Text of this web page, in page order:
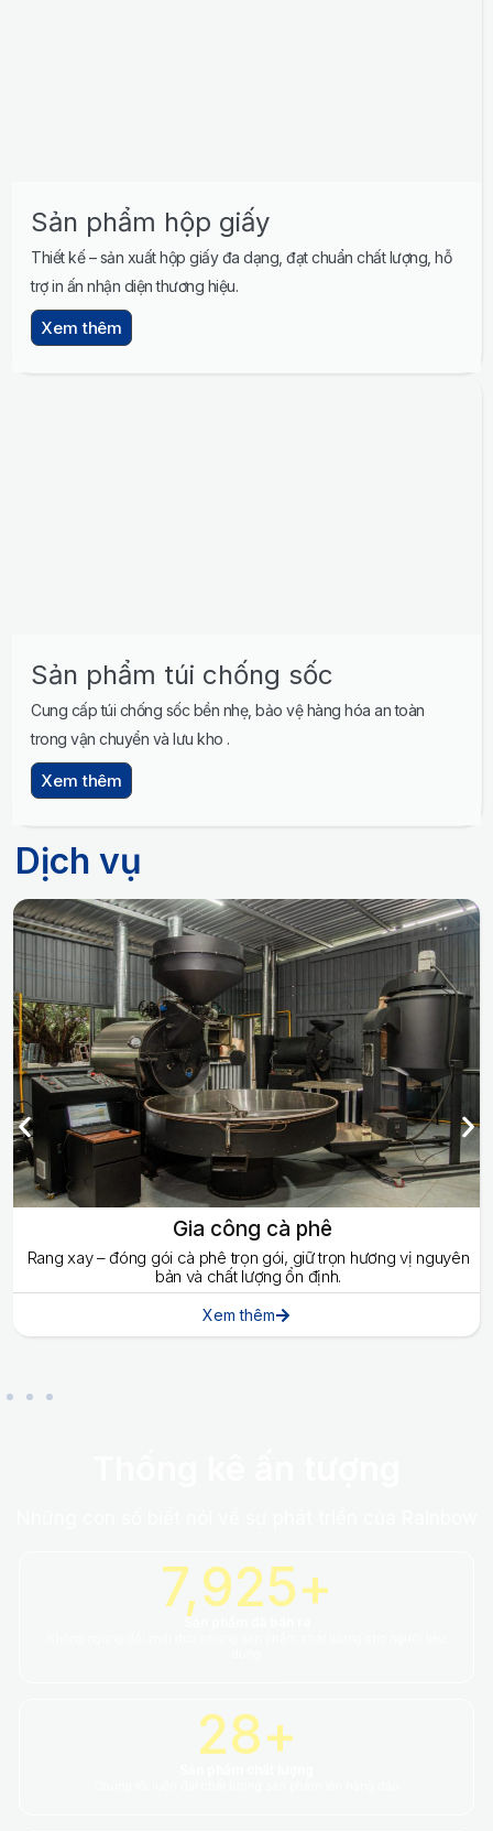
Sản phẩm hộp giấy
Thiết kế – sản xuất hộp giấy đa dạng, đạt chuẩn chất lượng, hỗ
trợ in ấn nhận diện thương hiệu.
Xem thêm
Sản phẩm túi chống sốc
Cung cấp túi chống sốc bền nhẹ, bảo vệ hàng hóa an toàn
trong vận chuyển và lưu kho .
Xem thêm
Dịch vụ
Gia công cà phê
Rang xay – đóng gói cà phê trọn gói, giữ trọn hương vị nguyên
bản và chất lượng ổn định.
Xem thêm
9,864+
Sản phẩm đã bán ra
30+